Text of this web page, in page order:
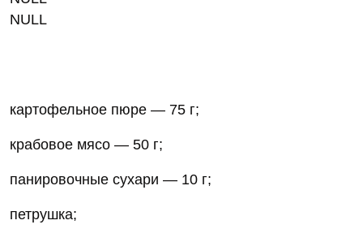
NULL
картофельное пюре — 75 г;
крабовое мясо — 50 г;
панировочные сухари — 10 г;
петрушка;